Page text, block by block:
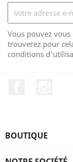
Vous pouvez
trouverez pour
conditions
BOUTIQUE